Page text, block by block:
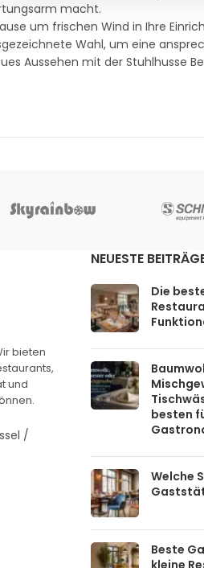
macht.
um frischen Wind in Ihre
Wahl, um eine
Aussehen mit der Stuhlhusse
bieten
und
/
NEUESTE
Die
besten
Welche
Beste
kleine